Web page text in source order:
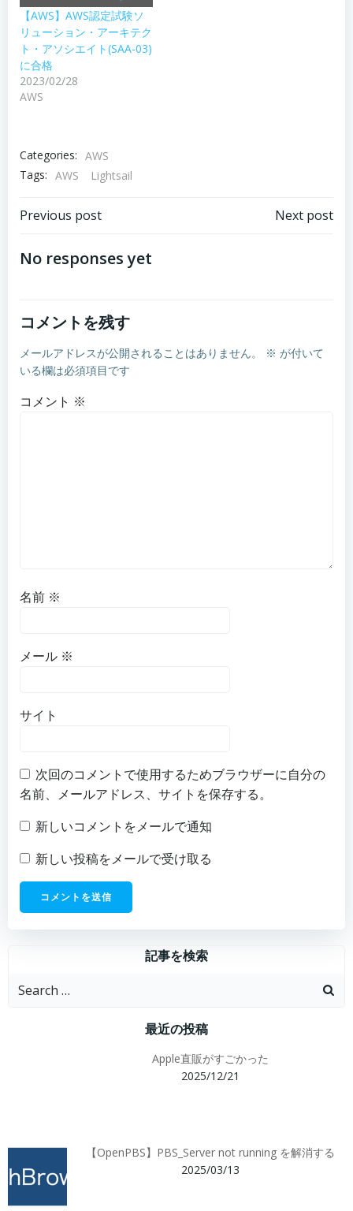
【AWS】AWS認定試験ソ
リューション・アーキテク
ト・アソシエイト(SAA-03)
に合格
2023/02/28
AWS
Categories: AWS
Tags: AWS Lightsail
Post
Previous post Next post
No responses yet
コメントを残す
メールアドレスが公開されることはありません。 ※ が付いて
いる欄は必須項目です
コメント ※
名前 ※
メール ※
サイト
次回のコメントで使用するためブラウザーに自分の
名前、メールアドレス、サイトを保存する。
新しいコメントをメールで通知
新しい投稿をメールで受け取る
記事を検索
Search
最近の投稿
Apple直販がすごかった
2025/12/21
【OpenPBS】PBS_Server not running を解消する
2025/03/13